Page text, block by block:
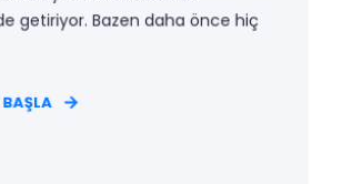
getiriyor. Bazen daha önce hiç